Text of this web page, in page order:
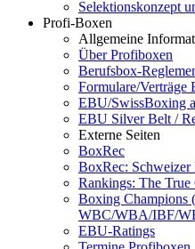
Selektionskonzept
Profi-Boxen
Allgemeine
Über Profiboxen
Berufsbox-
Formulare/Verträge
EBU/SwissBoxing
EBU Silver Belt /
Externe Seiten
BoxRec
BoxRec: Schweizer
Rankings: The True
Boxing Champions
WBC/WBA/IBF/
EBU-Ratings